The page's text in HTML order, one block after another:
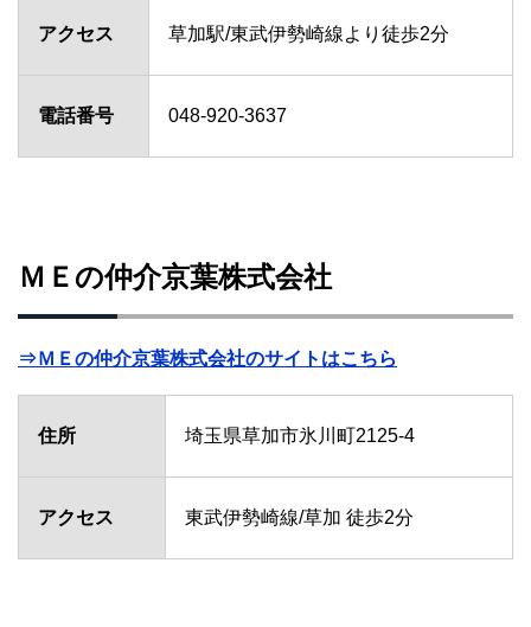
アクセス 草加駅/東武伊勢崎線より徒歩2分
電話番号 048-920-3637
ＭＥの仲介京葉株式会社
⇒ＭＥの仲介京葉株式会社のサイトはこちら
住所 埼玉県草加市氷川町2125-4
アクセス 東武伊勢崎線/草加 徒歩2分